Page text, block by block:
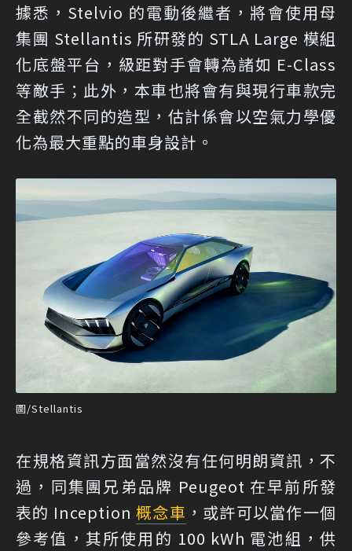
據悉，Stelvio 的電動後繼者，將會使用母
集團 Stellantis 所研發的 STLA Large 模組
化底盤平台，級距對手會轉為諸如 E-Class
等敵手；此外，本車也將會有與現行車款完
全截然不同的造型，估計係會以空氣力學優
化為最大重點的車身設計。
圖/Stellantis
在規格資訊方面當然沒有任何明朗資訊，不
過，同集團兄弟品牌 Peugeot 在早前所發
表的 Inception概念車 ，或許可以當作一個
參考值，其所使用的 100 kWh 電池組，供